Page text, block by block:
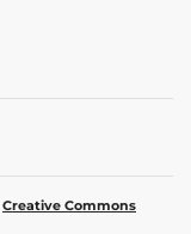
Creative Commons